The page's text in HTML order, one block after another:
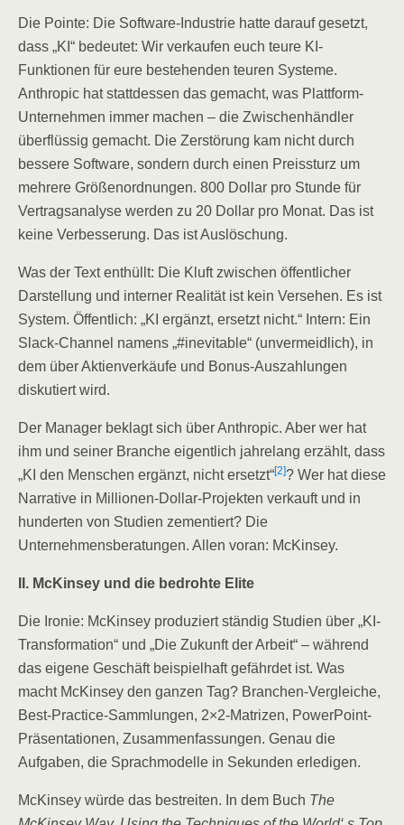
Die Pointe: Die Software-Industrie hatte darauf gesetzt,
dass „KI“ bedeutet: Wir verkaufen euch teure KI-
Funktionen für eure bestehenden teuren Systeme.
Anthropic hat stattdessen das gemacht, was Plattform-
Unternehmen immer machen – die Zwischenhändler
überflüssig gemacht. Die Zerstörung kam nicht durch
bessere Software, sondern durch einen Preissturz um
mehrere Größenordnungen. 800 Dollar pro Stunde für
Vertragsanalyse werden zu 20 Dollar pro Monat. Das ist
keine Verbesserung. Das ist Auslöschung.
Was der Text enthüllt: Die Kluft zwischen öffentlicher
Darstellung und interner Realität ist kein Versehen. Es ist
System. Öffentlich: „KI ergänzt, ersetzt nicht.“ Intern: Ein
Slack-Channel namens „#inevitable“ (unvermeidlich), in
dem über Aktienverkäufe und Bonus-Auszahlungen
diskutiert wird.
Der Manager beklagt sich über Anthropic. Aber wer hat
ihm und seiner Branche eigentlich jahrelang erzählt, dass
„KI den Menschen ergänzt, nicht ersetzt“[2]? Wer hat diese
Narrative in Millionen-Dollar-Projekten verkauft und in
hunderten von Studien zementiert? Die
Unternehmensberatungen. Allen voran: McKinsey.
II. McKinsey und die bedrohte Elite
Die Ironie: McKinsey produziert ständig Studien über „KI-
Transformation“ und „Die Zukunft der Arbeit“ – während
das eigene Geschäft beispielhaft gefährdet ist. Was
macht McKinsey den ganzen Tag? Branchen-Vergleiche,
Best-Practice-Sammlungen, 2×2-Matrizen, PowerPoint-
Präsentationen, Zusammenfassungen. Genau die
Aufgaben, die Sprachmodelle in Sekunden erledigen.
McKinsey würde das bestreiten. In dem Buch The